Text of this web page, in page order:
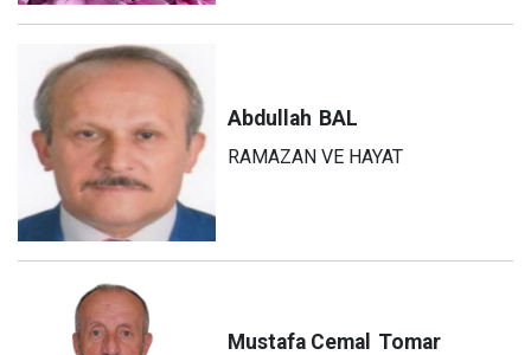
Abdullah BAL
RAMAZAN VE HAYAT
Mustafa Cemal Tomar